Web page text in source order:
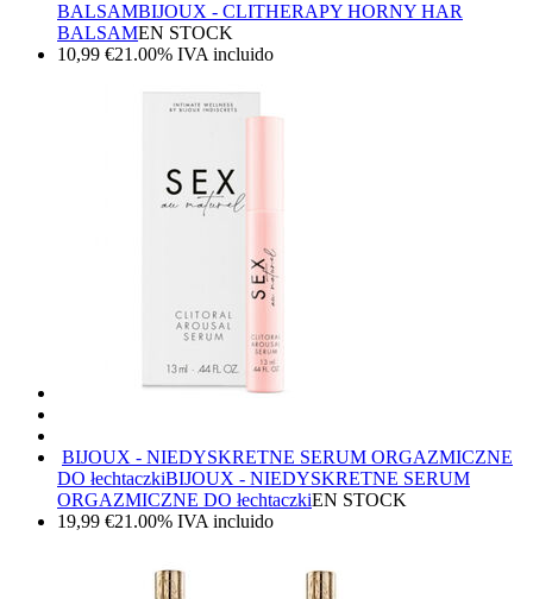
BALSAMBIJOUX - CLITHERAPY HORNY HAR
BALSAMEN STOCK
10,99 €21.00% IVA incluido
BIJOUX - NIEDYSKRETNE SERUM ORGAZMICZNE
DO łechtaczkiBIJOUX - NIEDYSKRETNE SERUM
ORGAZMICZNE DO łechtaczkiEN STOCK
19,99 €21.00% IVA incluido